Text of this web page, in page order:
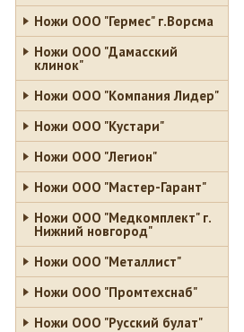
Ножи ООО "Гермес" г.Ворсма
Ножи ООО "Дамасский
клинок"
Ножи ООО "Компания Лидер"
Ножи ООО "Кустари"
Ножи ООО "Легион"
Ножи ООО "Мастер-Гарант"
Ножи ООО "Медкомплект" г.
Нижний новгород"
Ножи ООО "Металлист"
Ножи ООО "Промтехснаб"
Ножи ООО "Русский булат"